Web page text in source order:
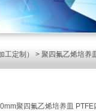
工定制） > 聚四氟乙烯培养
聚四氟乙烯培养皿 PTFE